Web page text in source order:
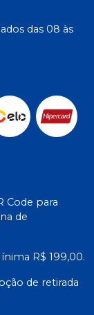
das 08 às
Code para
de
R$ 199,00.
de retirada